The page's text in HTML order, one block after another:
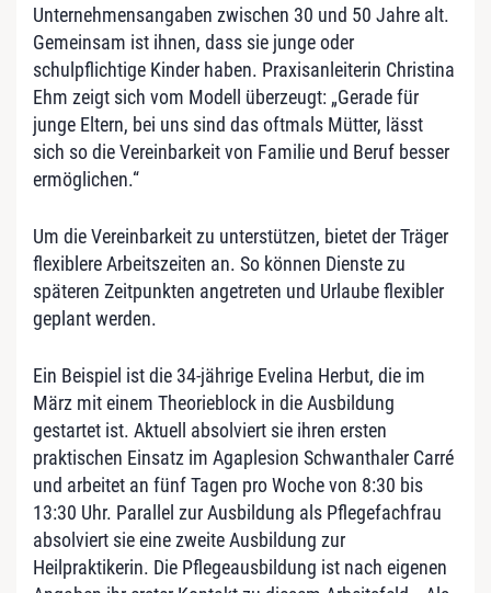
Unternehmensangaben zwischen 30 und 50 Jahre alt.
Gemeinsam ist ihnen, dass sie junge oder
schulpflichtige Kinder haben. Praxisanleiterin Christina
Ehm zeigt sich vom Modell überzeugt: „Gerade für
junge Eltern, bei uns sind das oftmals Mütter, lässt
sich so die Vereinbarkeit von Familie und Beruf besser
ermöglichen.“
Um die Vereinbarkeit zu unterstützen, bietet der Träger
flexiblere Arbeitszeiten an. So können Dienste zu
späteren Zeitpunkten angetreten und Urlaube flexibler
geplant werden.
Ein Beispiel ist die 34-jährige Evelina Herbut, die im
März mit einem Theorieblock in die Ausbildung
gestartet ist. Aktuell absolviert sie ihren ersten
praktischen Einsatz im Agaplesion Schwanthaler Carré
und arbeitet an fünf Tagen pro Woche von 8:30 bis
13:30 Uhr. Parallel zur Ausbildung als Pflegefachfrau
absolviert sie eine zweite Ausbildung zur
Heilpraktikerin. Die Pflegeausbildung ist nach eigenen